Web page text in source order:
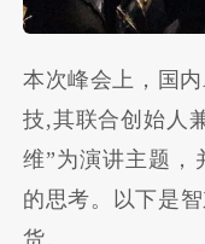
本次峰会上，国
技,其联合创始人
维”为演讲主题，
的思考。以下是
货。